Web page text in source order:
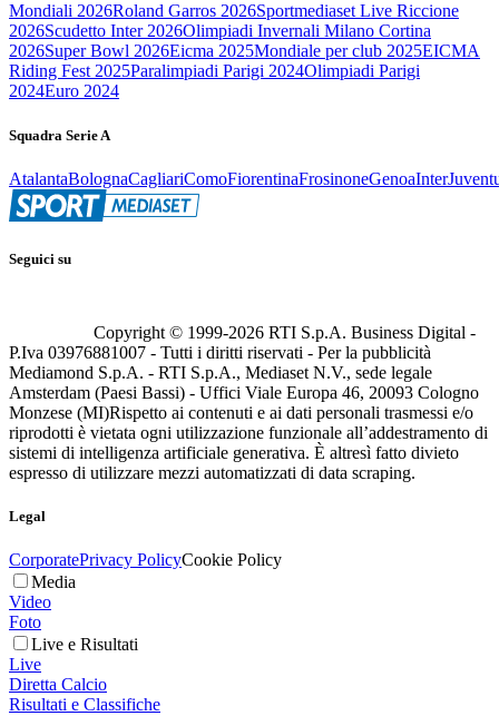
Mondiali 2026Roland Garros 2026Sportmediaset Live Riccione
2026Scudetto Inter 2026Olimpiadi Invernali Milano Cortina
2026Super Bowl 2026Eicma 2025Mondiale per club 2025EICMA
Riding Fest 2025Paralimpiadi Parigi 2024Olimpiadi Parigi
2024Euro 2024
Squadra Serie A
AtalantaBolognaCagliariComoFiorentinaFrosinoneGenoaInter
Seguici su
Copyright © 1999-2026 RTI S.p.A. Business Digital -
P.Iva 03976881007 - Tutti i diritti riservati - Per la pubblicità
Mediamond S.p.A. - RTI S.p.A., Mediaset N.V., sede legale
Amsterdam (Paesi Bassi) - Uffici Viale Europa 46, 20093 Cologno
Monzese (MI)Rispetto ai contenuti e ai dati personali trasmessi e/o
riprodotti è vietata ogni utilizzazione funzionale all’addestramento di
sistemi di intelligenza artificiale generativa. È altresì fatto divieto
espresso di utilizzare mezzi automatizzati di data scraping.
Legal
CorporatePrivacy PolicyCookie Policy
Media
Video
Foto
Live e Risultati
Live
Diretta Calcio
Risultati e Classifiche